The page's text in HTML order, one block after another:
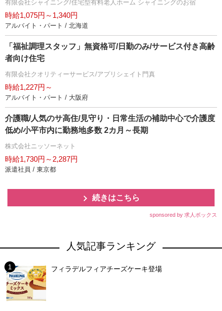
有限会社シャイニング/住宅型有料老人ホーム シャイニングのお宿
時給1,075円～1,340円
アルバイト・パート / 北海道
「福祉調理スタッフ」無資格可/日勤のみ/サービス付き高齢
者向け住宅
有限会社クオリティーサービス/アプリシェイト門真
時給1,227円～
アルバイト・パート / 大阪府
介護職/人気のサ高住/見守り・日常生活の補助中心で介護度
低め/小平市内に勤務地多数 2カ月～長期
株式会社ニッソーネット
時給1,730円～2,287円
派遣社員 / 東京都
続きはこちら
sponsored by 求人ボックス
人気記事ランキング
フィラデルフィアチーズケーキ登場